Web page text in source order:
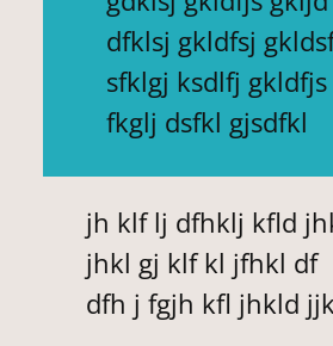
dfklsj gkldfsj
sfklgj ksdlfj
fkglj dsfkl gjsdfkl
jh klf lj dfhklj kfld
jhkl gj klf kl jfhkl df
dfh j fgjh kfl jhkld